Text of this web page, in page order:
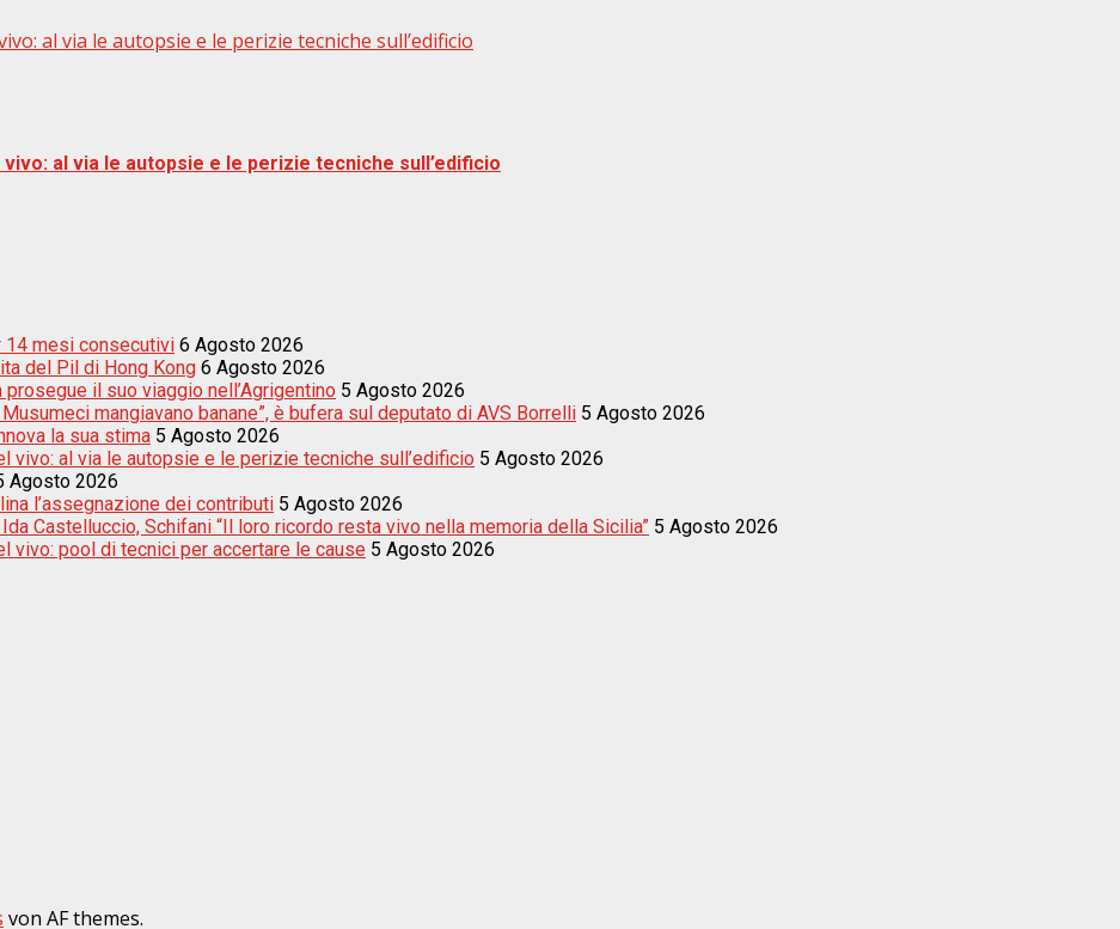
al via le autopsie e le perizie tecniche sull’edificio
al via le autopsie e le perizie tecniche sull’edificio
14 mesi consecutivi 6 Agosto 2026
del Pil di Hong Kong 6 Agosto 2026
il suo viaggio nell’Agrigentino 5 Agosto 2026
mangiavano banane”, è bufera sul deputato di AVS Borrelli 5 Agosto 2026
la sua stima 5 Agosto 2026
vivo: al via le autopsie e le perizie tecniche sull’edificio 5 Agosto 2026
Agosto 2026
l’assegnazione dei contributi 5 Agosto 2026
Castelluccio, Schifani “Il loro ricordo resta vivo nella memoria della Sicilia” 5 Agosto 2026
vivo: pool di tecnici per accertare le cause 5 Agosto 2026
von AF themes.